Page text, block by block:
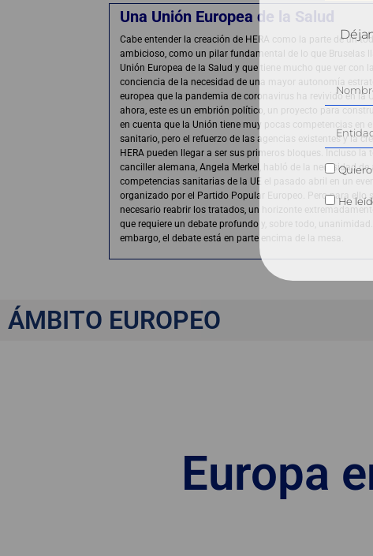
Una Unión Europea de la Salud
Cabe entender la creación de HERA como la parte de un
ambicioso, como un pilar fundamental de lo que Bruselas
Unión Europea de la Salud y que tiene mucho que ver con
conciencia de la necesidad de una mayor autonomía
europea que la pandemia de coronavirus ha revivido en la
ahora, este es un embrión político, un proyecto para
en cuenta que la Unión tiene muy pocas competencias en
sanitario, pero el refuerzo de las agencias existentes y la
HERA pueden llegar a ser sus primeros bloques. Incluso la
canciller alemana, Angela Merkel, habló de la necesidad
competencias sanitarias de la UE el pasado abril en un
organizado por el Partido Popular Europeo. Pero para ello
necesario reabrir los tratados, un horizonte
que requiere un debate profundo y, sobre todo, unanimidad.
embargo, el debate está en parte encima de la mesa.
Europa envejece
ÁMBITO EUROPEO
Europa
He